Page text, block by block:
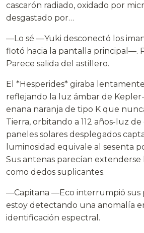
cascarón radiado, oxidado por
desgastado por…
—Lo sé —Yuki desconectó los
flotó hacia la pantalla principal—.
Parece salida del astillero.
El *Hesperides* giraba
reflejando la luz ámbar de
enana naranja de tipo K que
Tierra, orbitando a 112 años-luz de
paneles solares desplegados
luminosidad equivale al sesenta
Sus antenas parecían extenderse
como dedos suplicantes.
—Capitana —Eco interrumpió sus
estoy detectando una anomalía
identificación espectral.